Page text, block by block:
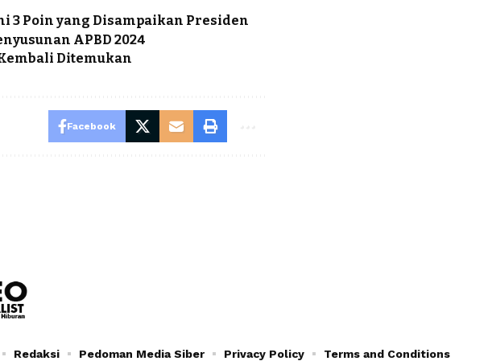
3 Poin yang Disampaikan Presiden
APBD 2024
Ditemukan
Facebook
Redaksi Pedoman Media Siber Privacy Policy Terms and Conditions